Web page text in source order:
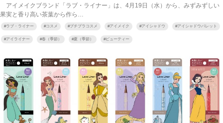
アイメイクブランド「ラブ・ライナー」は、4月19日（水）から、みずみずしい
果実と香り高い茶葉から作ら…
#ラブ・ライナー #コスメ #プチプラコスメ #アイメイク #アイシャドウ #アイシャドウパレット
#アイライナー #春（季節） #夏（季節） #ビューティー